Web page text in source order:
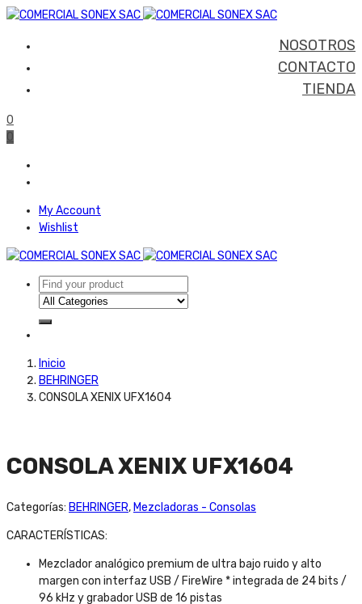
NOSOTROS
CONTACTO
TIENDA
0
0
My Account
Wishlist
Inicio
BEHRINGER
CONSOLA XENIX UFX1604
CONSOLA XENIX UFX1604
Categorías: BEHRINGER, Mezcladoras - Consolas
CARACTERÍSTICAS:
Mezclador analógico premium de ultra bajo ruido y alto
margen con interfaz USB / FireWire * integrada de 24 bits /
96 kHz y grabador USB de 16 pistas